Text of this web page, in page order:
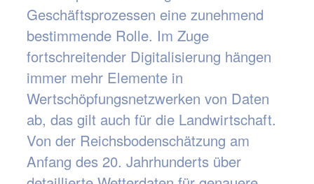
Geschäftsprozessen eine zunehmend
bestimmende Rolle. Im Zuge
fortschreitender Digitalisierung hängen
immer mehr Elemente in
Wertschöpfungsnetzwerken von Daten
ab, das gilt auch für die Landwirtschaft.
Von der Reichsbodenschätzung am
Anfang des 20. Jahrhunderts über